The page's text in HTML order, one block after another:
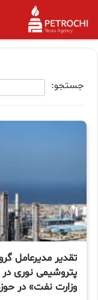
جستجو:
تقدیر مدیرعامل
وزارت نفت» در